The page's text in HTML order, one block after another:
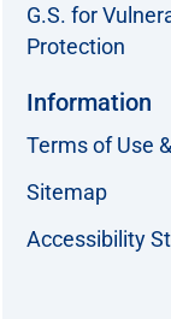
G.S. for
Protection
Information
Terms of Use
Sitemap
Accessibility